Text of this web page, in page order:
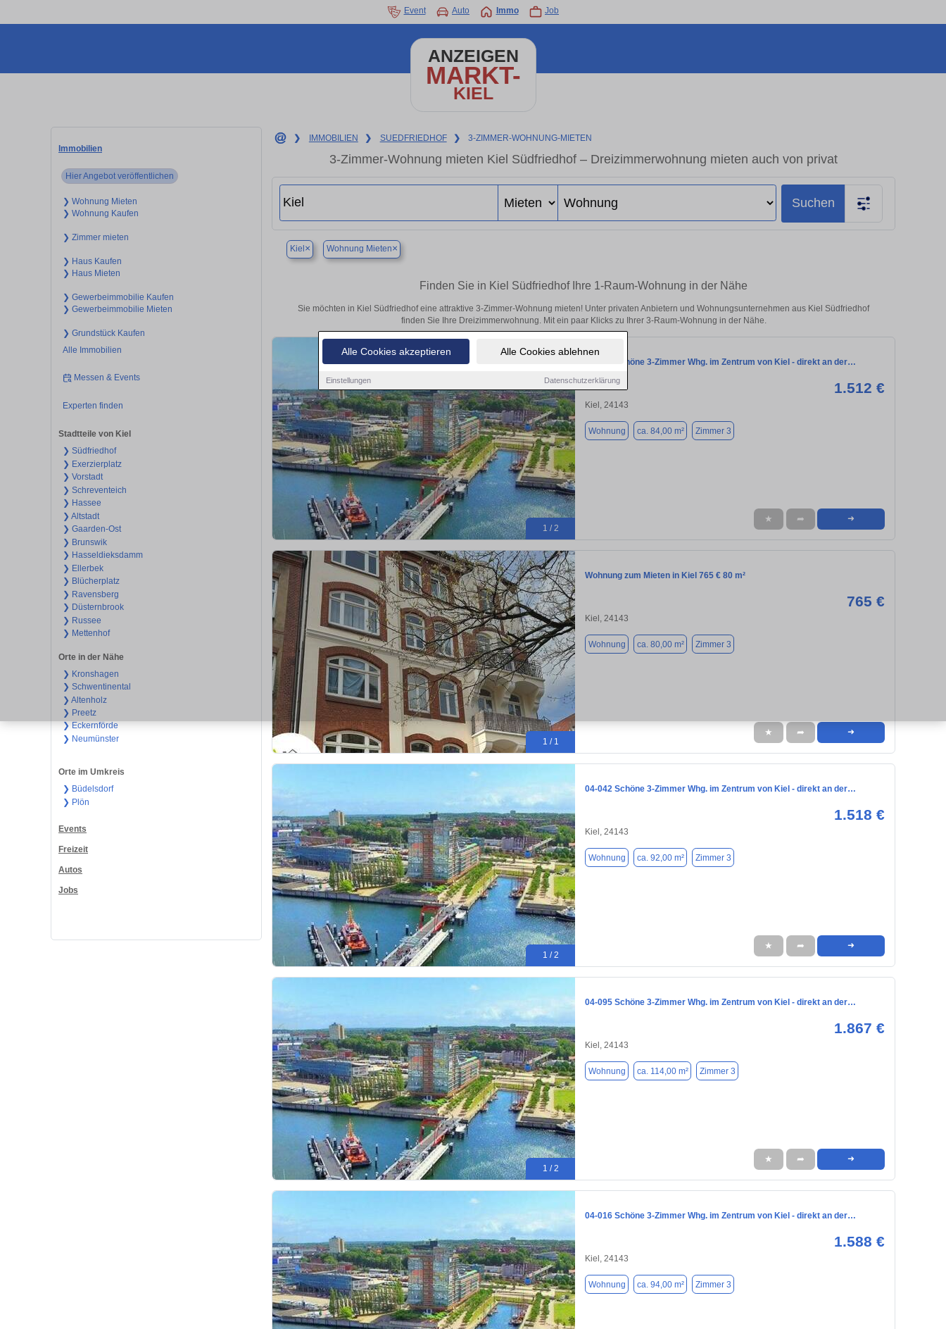
Alle Cookies akzeptieren Alle Cookies ablehnen
Einstellungen Datenschutzerklärung
Event Auto Immo Job
ANZEIGEN
MARKT-
KIEL
Immobilien
Hier Angebot veröffentlichen
❯ Wohnung Mieten
❯ Wohnung Kaufen
❯ Zimmer mieten
❯ Haus Kaufen
❯ Haus Mieten
❯ Gewerbeimmobilie Kaufen
❯ Gewerbeimmobilie Mieten
❯ Grundstück Kaufen
Alle Immobilien
Messen & Events
Experten finden
Stadtteile von Kiel
❯ Südfriedhof
❯ Exerzierplatz
❯ Vorstadt
❯ Schreventeich
❯ Hassee
❯ Altstadt
❯ Gaarden-Ost
❯ Brunswik
❯ Hasseldieksdamm
❯ Ellerbek
❯ Blücherplatz
❯ Ravensberg
❯ Düsternbrook
❯ Russee
❯ Mettenhof
Orte in der Nähe
❯ Kronshagen
❯ Schwentinental
❯ Altenholz
❯ Preetz
❯ Eckernförde
❯ Neumünster
Orte im Umkreis
❯ Büdelsdorf
❯ Plön
Events
Freizeit
Autos
Jobs
❯ IMMOBILIEN ❯ SUEDFRIEDHOF ❯ 3-ZIMMER-WOHNUNG-MIETEN
3-Zimmer-Wohnung mieten Kiel Südfriedhof – Dreizimmerwohnung mieten auch von privat
Suchen
Kiel × Wohnung Mieten×
Finden Sie in Kiel Südfriedhof Ihre 1-Raum-Wohnung in der Nähe
Sie möchten in Kiel Südfriedhof eine attraktive 3-Zimmer-Wohnung mieten! Unter privaten Anbietern und Wohnungsunternehmen aus Kiel Südfriedhof
finden Sie Ihre Dreizimmerwohnung. Mit ein paar Klicks zu Ihrer 3-Raum-Wohnung in der Nähe.
1 / 2
04-052 Schöne 3-Zimmer Whg. im Zentrum von Kiel - direkt an der…
1.512 €
Kiel, 24143
Wohnung ca. 84,00 m² Zimmer 3
★ ➦ ➜
1 / 1
Wohnung zum Mieten in Kiel 765 € 80 m²
765 €
Kiel, 24143
Wohnung ca. 80,00 m² Zimmer 3
★ ➦ ➜
1 / 2
04-042 Schöne 3-Zimmer Whg. im Zentrum von Kiel - direkt an der…
1.518 €
Kiel, 24143
Wohnung ca. 92,00 m² Zimmer 3
★ ➦ ➜
1 / 2
04-095 Schöne 3-Zimmer Whg. im Zentrum von Kiel - direkt an der…
1.867 €
Kiel, 24143
Wohnung ca. 114,00 m² Zimmer 3
★ ➦ ➜
04-016 Schöne 3-Zimmer Whg. im Zentrum von Kiel - direkt an der…
1.588 €
Kiel, 24143
Wohnung ca. 94,00 m² Zimmer 3